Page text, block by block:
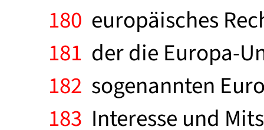
180 europäisches
181 der die Europa-
182 sogenannten
183 Interesse und